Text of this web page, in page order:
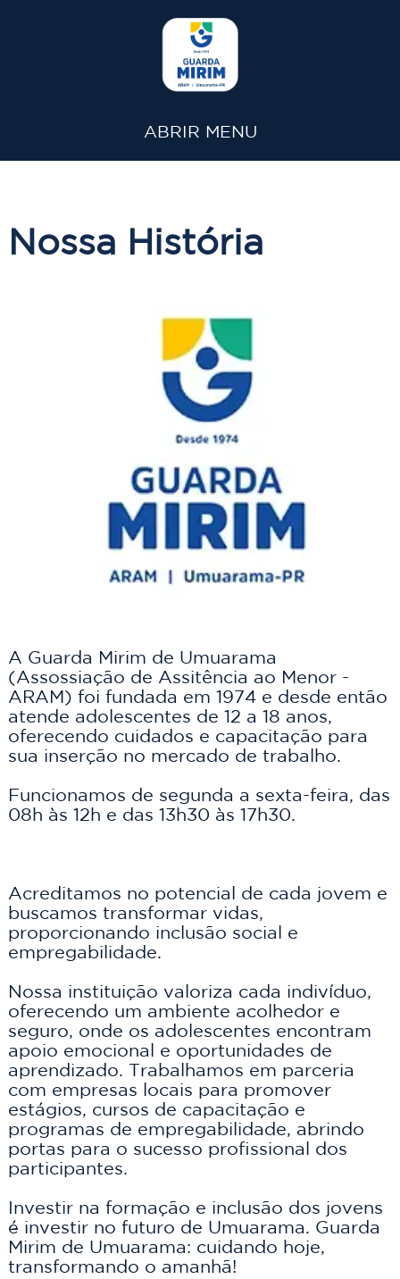
ABRIR MENU
Nossa História
A Guarda Mirim de Umuarama
(Assossiação de Assitência ao Menor -
ARAM) foi fundada em 1974 e desde então
atende adolescentes de 12 a 18 anos,
oferecendo cuidados e capacitação para
sua inserção no mercado de trabalho.
Funcionamos de segunda a sexta-feira, das
08h às 12h e das 13h30 às 17h30.
Acreditamos no potencial de cada jovem e
buscamos transformar vidas,
proporcionando inclusão social e
empregabilidade.
Nossa instituição valoriza cada indivíduo,
oferecendo um ambiente acolhedor e
seguro, onde os adolescentes encontram
apoio emocional e oportunidades de
aprendizado. Trabalhamos em parceria
com empresas locais para promover
estágios, cursos de capacitação e
programas de empregabilidade, abrindo
portas para o sucesso profissional dos
participantes.
Investir na formação e inclusão dos jovens
é investir no futuro de Umuarama. Guarda
Mirim de Umuarama: cuidando hoje,
transformando o amanhã!